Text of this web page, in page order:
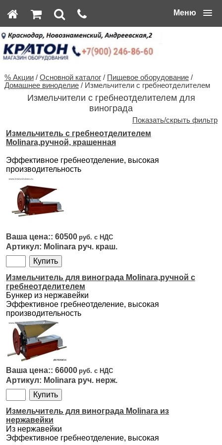
Меню
% Акции/ Основной каталог/ Пищевое оборудование/
Домашнее виноделие/ Измельчители с гребнеотделителем
Измельчители с гребнеотделителем для
винограда
Показать/скрыть фильтр
Измельчитель с гребнеотделителем
Molinara,ручной, крашенная
Эффективное гребнеотделение, высокая
производительность
60500
Molinara руч. краш.
Измельчитель для винограда Molinara,ручной с
гребнеотделителем
Бункер из нержавейки
Эффективное гребнеотделение, высокая
производительность
66000
Molinara руч. нерж.
Измельчитель для винограда Molinara из
нержавейки
Из нержавейки
Эффективное гребнеотделение, высокая